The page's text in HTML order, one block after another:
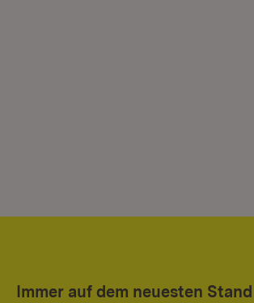
Immer auf dem neuesten Stand